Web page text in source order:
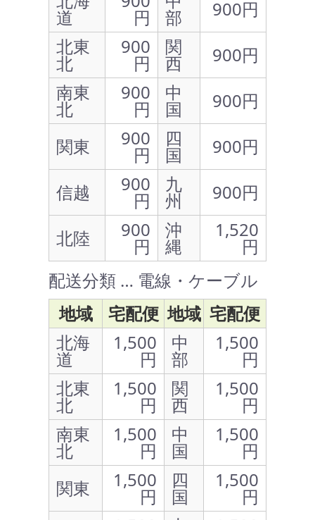
道 円 部
900円
北東
北
900
円
関
西
900円
南東
北
900
円
中
国
900円
関東
900
円
四
国
900円
信越
900
円
九
州
900円
北陸
900
円
沖
縄
1,520
円
配送分類 … 電線・ケーブル
地域
宅配便 地域 宅配便
北海
道
1,500
円
中
部
1,500
円
北東
北
1,500
円
関
西
1,500
円
南東
北
1,500
円
中
国
1,500
円
関東
1,500
円
四
国
1,500
円